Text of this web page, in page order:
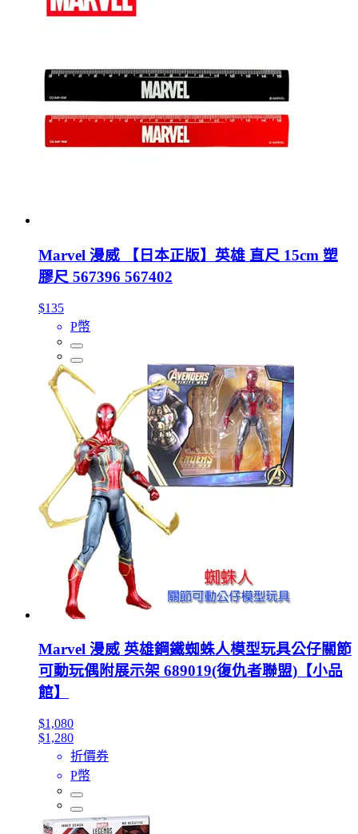
Marvel 漫威 【日本正版】英雄 直尺 15cm 塑
膠尺 567396 567402
$135
P幣
Marvel 漫威 英雄鋼鐵蜘蛛人模型玩具公仔關節
可動玩偶附展示架 689019(復仇者聯盟)【小品
館】
$1,080
$1,280
折價券
P幣